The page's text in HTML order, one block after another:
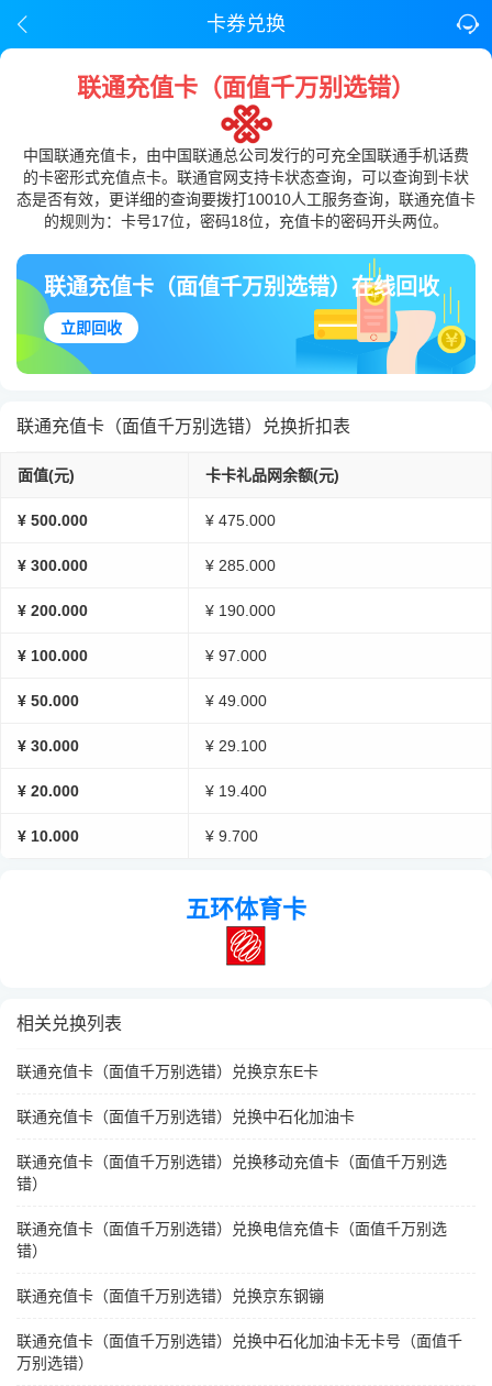
卡券兑换
联通充值卡（面值千万别选错）
中国联通充值卡，由中国联通总公司发行的可充全国联通手机话费
的卡密形式充值点卡。联通官网支持卡状态查询，可以查询到卡状
态是否有效，更详细的查询要拨打10010人工服务查询，联通充值卡
的规则为：卡号17位，密码18位，充值卡的密码开头两位。
联通充值卡（面值千万别选错）在线回收
立即回收
联通充值卡（面值千万别选错）兑换折扣表
面值(元) 卡卡礼品网余额(元)
¥ 500.000 ¥ 475.000
¥ 300.000 ¥ 285.000
¥ 200.000 ¥ 190.000
¥ 100.000 ¥ 97.000
¥ 50.000 ¥ 49.000
¥ 30.000 ¥ 29.100
¥ 20.000 ¥ 19.400
¥ 10.000 ¥ 9.700
五环体育卡
相关兑换列表
联通充值卡（面值千万别选错）兑换京东E卡
联通充值卡（面值千万别选错）兑换中石化加油卡
联通充值卡（面值千万别选错）兑换移动充值卡（面值千万别选
错）
联通充值卡（面值千万别选错）兑换电信充值卡（面值千万别选
错）
联通充值卡（面值千万别选错）兑换京东钢镚
联通充值卡（面值千万别选错）兑换中石化加油卡无卡号（面值千
万别选错）